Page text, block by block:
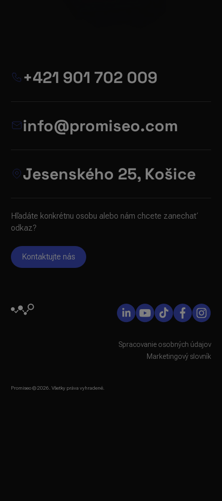
+421 901 702 009
info@promiseo.com
Jesenského 25, Košice
Hľadáte konkrétnu osobu alebo nám chcete zanechať
odkaz?
Kontaktujte nás
Spracovanie osobných údajov
Marketingový slovník
Promiseo © 2026. Všetky práva vyhradené.